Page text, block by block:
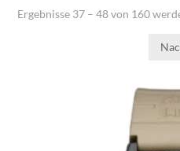
Ergebnisse 37 – 48 von 160